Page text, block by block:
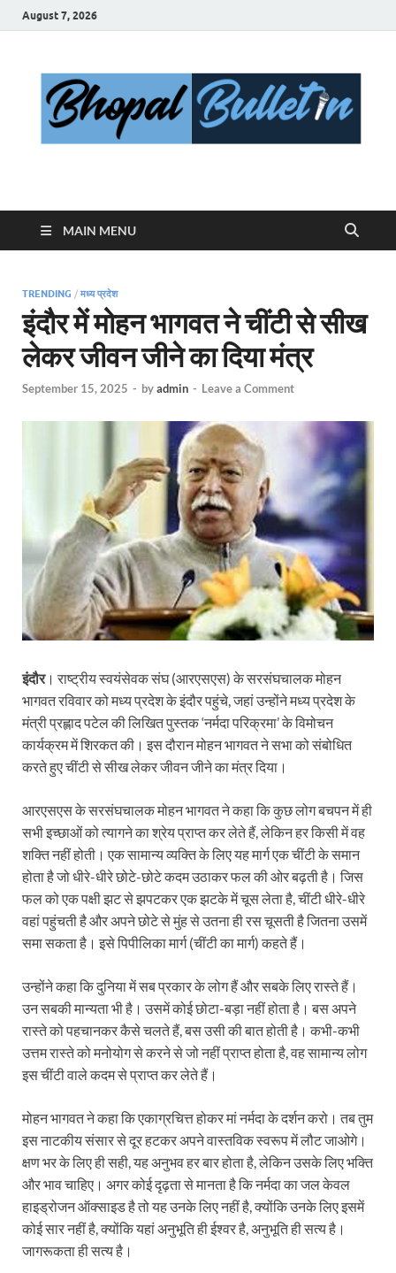
August 7, 2026
Bhopal Bulletin
MAIN MENU
TRENDING / मध्य प्रदेश
इंदौर में मोहन भागवत ने चींटी से सीख
लेकर जीवन जीने का दिया मंत्र
September 15, 2025 - byadmin - Leave a Comment
इंदौर। राष्ट्रीय स्वयंसेवक संघ (आरएसएस) के सरसंघचालक मोहन
भागवत रविवार को मध्य प्रदेश के इंदौर पहुंचे, जहां उन्होंने मध्य प्रदेश के
मंत्री प्रह्लाद पटेल की लिखित पुस्तक ‘नर्मदा परिक्रमा’ के विमोचन
कार्यक्रम में शिरकत की। इस दौरान मोहन भागवत ने सभा को संबोधित
करते हुए चींटी से सीख लेकर जीवन जीने का मंत्र दिया।
आरएसएस के सरसंघचालक मोहन भागवत ने कहा कि कुछ लोग बचपन में ही
सभी इच्छाओं को त्यागने का श्रेय प्राप्त कर लेते हैं, लेकिन हर किसी में वह
शक्ति नहीं होती। एक सामान्य व्यक्ति के लिए यह मार्ग एक चींटी के समान
होता है जो धीरे-धीरे छोटे-छोटे कदम उठाकर फल की ओर बढ़ती है। जिस
फल को एक पक्षी झट से झपटकर एक झटके में चूस लेता है, चींटी धीरे-धीरे
वहां पहुंचती है और अपने छोटे से मुंह से उतना ही रस चूसती है जितना उसमें
समा सकता है। इसे पिपीलिका मार्ग (चींटी का मार्ग) कहते हैं।
उन्होंने कहा कि दुनिया में सब प्रकार के लोग हैं और सबके लिए रास्ते हैं।
उन सबकी मान्यता भी है। उसमें कोई छोटा-बड़ा नहीं होता है। बस अपने
रास्ते को पहचानकर कैसे चलते हैं, बस उसी की बात होती है। कभी-कभी
उत्तम रास्ते को मनोयोग से करने से जो नहीं प्राप्त होता है, वह सामान्य लोग
इस चींटी वाले कदम से प्राप्त कर लेते हैं।
मोहन भागवत ने कहा कि एकाग्रचित्त होकर मां नर्मदा के दर्शन करो। तब तुम
इस नाटकीय संसार से दूर हटकर अपने वास्तविक स्वरूप में लौट जाओगे।
क्षण भर के लिए ही सही, यह अनुभव हर बार होता है, लेकिन उसके लिए भक्ति
और भाव चाहिए। अगर कोई दृढ़ता से मानता है कि नर्मदा का जल केवल
हाइड्रोजन ऑक्साइड है तो यह उनके लिए नहीं है, क्योंकि उनके लिए इसमें
कोई सार नहीं है, क्योंकि यहां अनुभूति ही ईश्वर है, अनुभूति ही सत्य है।
जागरूकता ही सत्य है।